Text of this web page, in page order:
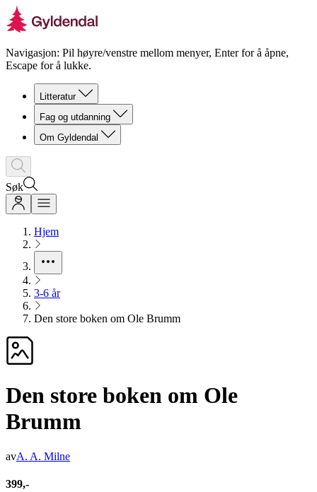
Navigasjon: Pil høyre/venstre mellom menyer, Enter for å åpne,
Escape for å lukke.
Litteratur
Fag og utdanning
Om Gyldendal
Søk
Hjem
3-6 år
Den store boken om Ole Brumm
Den store boken om Ole
Brumm
avA. A. Milne
399,-